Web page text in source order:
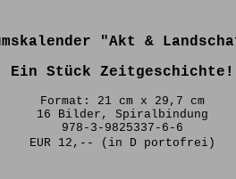
"Akt &
Ein Stück Zeitgeschichte!
Format: 21 cm x 29,7 cm
16 Bilder, Spiralbindung
978-3-9825337-6-6
EUR 12,-- (in D portofrei)